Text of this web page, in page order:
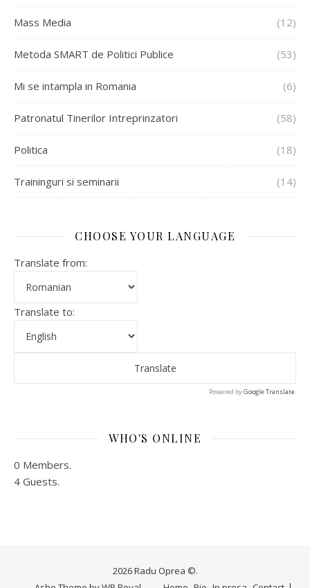
Mass Media (12)
Metoda SMART de Politici Publice (53)
Mi se intampla in Romania (6)
Patronatul Tinerilor Intreprinzatori (58)
Politica (18)
Traininguri si seminarii (14)
CHOOSE YOUR LANGUAGE
Translate from:
Translate to:
Powered byGoogle Translate.
WHO'S ONLINE
0 Members.
4 Guests.
2026 Radu Oprea ©.